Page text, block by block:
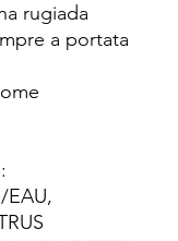
rugiada
a portata
EAU,